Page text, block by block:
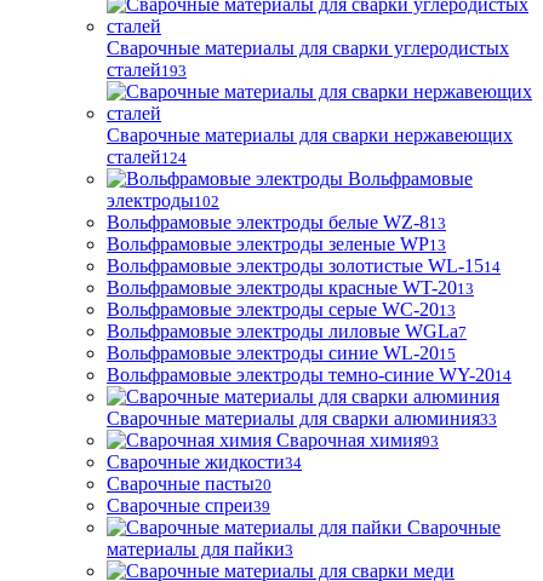
Сварочные материалы для сварки углеродистых
сталей193
Сварочные материалы для сварки нержавеющих
сталей124
Вольфрамовые
электроды102
Вольфрамовые электроды белые WZ-813
Вольфрамовые электроды зеленые WP13
Вольфрамовые электроды золотистые WL-1514
Вольфрамовые электроды красные WT-2013
Вольфрамовые электроды серые WC-2013
Вольфрамовые электроды лиловые WGLa7
Вольфрамовые электроды синие WL-2015
Вольфрамовые электроды темно-синие WY-2014
Сварочные материалы для сварки алюминия33
Сварочная химия93
Сварочные жидкости34
Сварочные пасты20
Сварочные спреи39
Сварочные
материалы для пайки3